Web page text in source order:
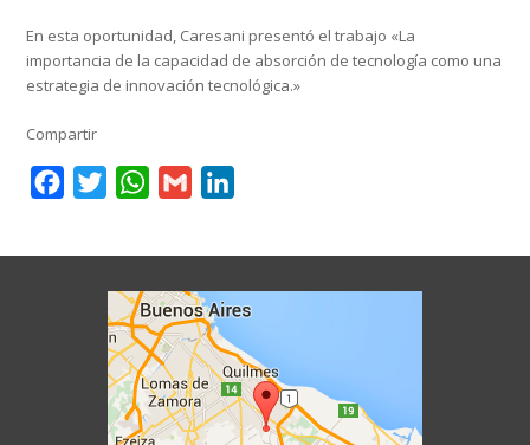
En esta oportunidad, Caresani presentó el trabajo «La
importancia de la capacidad de absorción de tecnología como una
estrategia de innovación tecnológica.»
Compartir
FacebookTwitterWhatsApp
Gmail